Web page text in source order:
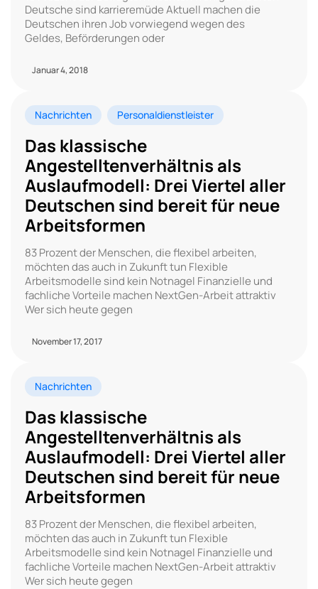
Deutsche sind karrieremüde Aktuell machen die
Deutschen ihren Job vorwiegend wegen des
Geldes, Beförderungen oder
Januar 4, 2018
Nachrichten Personaldienstleister
Das klassische
Angestelltenverhältnis als
Auslaufmodell: Drei Viertel aller
Deutschen sind bereit für neue
Arbeitsformen
83 Prozent der Menschen, die flexibel arbeiten,
möchten das auch in Zukunft tun Flexible
Arbeitsmodelle sind kein Notnagel Finanzielle und
fachliche Vorteile machen NextGen-Arbeit attraktiv
Wer sich heute gegen
November 17, 2017
Nachrichten
Das klassische
Angestelltenverhältnis als
Auslaufmodell: Drei Viertel aller
Deutschen sind bereit für neue
Arbeitsformen
83 Prozent der Menschen, die flexibel arbeiten,
möchten das auch in Zukunft tun Flexible
Arbeitsmodelle sind kein Notnagel Finanzielle und
fachliche Vorteile machen NextGen-Arbeit attraktiv
Wer sich heute gegen